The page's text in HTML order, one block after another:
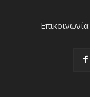
Επικοινωνία: